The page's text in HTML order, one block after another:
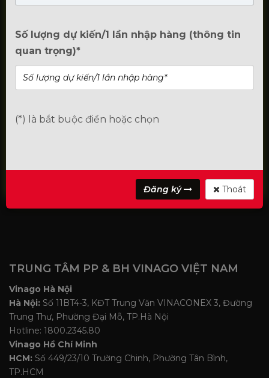
Nhóm Zalo
TRUNG TÂM PP & BH VINAGO VIỆT NAM
Vinago Hà Nội
Hà Nội: Số 11BT4-3, KĐT Trung Văn VINACONEX 3, Đường
Trung Thư, Phường Đại Mỗ, TP.Hà Nội
Hotline: 1800.2345.80
Vinago Hồ Chí Minh
HCM: Số 449/23/10 Trường Chinh, Phường Tân Bình,
TP.HCM
Số lượng dự kiến/1 lần nhập hàng (thông tin
quan trọng)*
(*) là bắt buộc điền hoặc chọn
Đăng ký Thoát